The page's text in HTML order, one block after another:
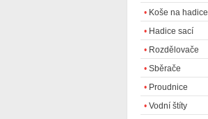
• Koše na hadice
• Hadice sací
• Rozdělovače
• Sběrače
• Proudnice
• Vodní štíty